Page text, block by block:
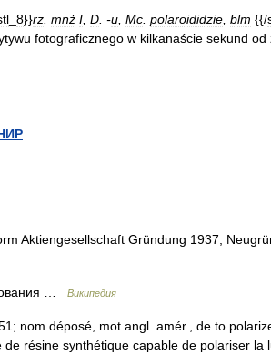
8}}rz mnż I D . -u Mc polaroididzie blm {{/
fotograficznego w kilkanaście sekund od
Aktiengesellschaft Gründung 1937,
… Википедия
nom déposé, mot angl. amér., de to
résine synthétique capable de polariser la